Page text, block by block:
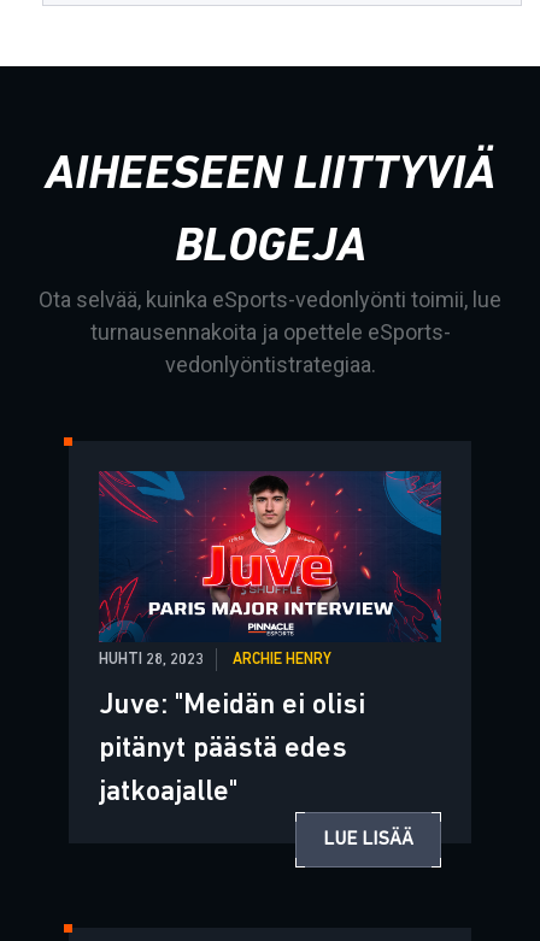
AIHEESEEN LIITTYVIÄ
BLOGEJA
Ota selvää, kuinka eSports-vedonlyönti toimii, lue
turnausennakoita ja opettele eSports-
vedonlyöntistrategiaa.
HUHTI 28, 2023 ARCHIE HENRY
Juve: "Meidän ei olisi
pitänyt päästä edes
jatkoajalle"
LUE LISÄÄ